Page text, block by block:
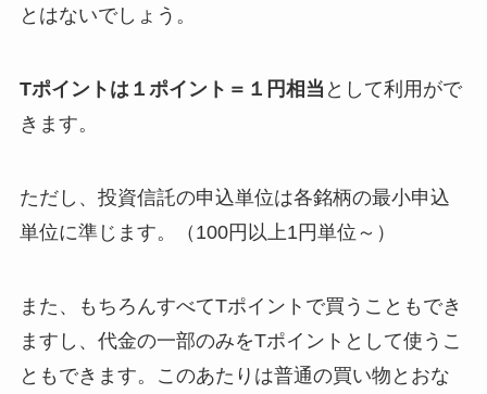
とはないでしょう。
Tポイントは１ポイント＝１円相当 として利用がで
きます。
ただし、投資信託の申込単位は各銘柄の最小申込
単位に準じます。（100円以上1円単位～）
また、もちろんすべてTポイントで買うこともでき
ますし、代金の一部のみをTポイントとして使うこ
ともできます。このあたりは普通の買い物とおな